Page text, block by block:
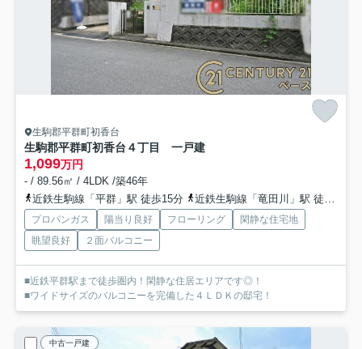
生駒郡平群町初香台
生駒郡平群町初香台４丁目 一戸建
1,099万円
- / 89.56㎡ / 4LDK /築46年
近鉄生駒線「平群」駅 徒歩15分
近鉄生駒線「竜田川」駅 徒歩19分
プロパンガス 陽当り良好 フローリング
閑静な住宅地
眺望良好
２面バルコニー
■近鉄平群駅まで徒歩圏内！閑静な住居エリアです◎！
■ワイドサイズのバルコニーを完備した４ＬＤＫの邸宅！
中古一戸建